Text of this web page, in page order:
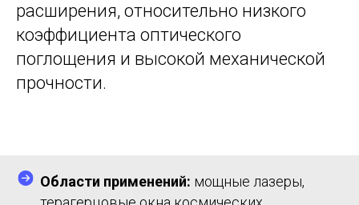
расширения, относительно низкого
коэффициента оптического
поглощения и высокой механической
прочности.
Области применений: мощные лазеры,